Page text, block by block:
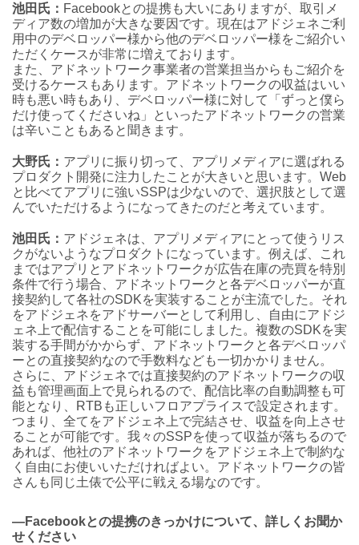
池田氏： Facebookとの提携も大いにありますが、取引メ
ディア数の増加が大きな要因です。現在はアドジェネご利
用中のデベロッパー様から他のデベロッパー様をご紹介い
ただくケースが非常に増えております。
また、アドネットワーク事業者の営業担当からもご紹介を
受けるケースもあります。アドネットワークの収益はいい
時も悪い時もあり、デベロッパー様に対して「ずっと僕ら
だけ使ってくださいね」といったアドネットワークの営業
は辛いこともあると聞きます。
大野氏： アプリに振り切って、アプリメディアに選ばれる
プロダクト開発に注力したことが大きいと思います。Web
と比べてアプリに強いSSPは少ないので、選択肢として選
んでいただけるようになってきたのだと考えています。
池田氏： アドジェネは、アプリメディアにとって使うリス
クがないようなプロダクトになっています。例えば、これ
まではアプリとアドネットワークが広告在庫の売買を特別
条件で行う場合、アドネットワークと各デベロッパーが直
接契約して各社のSDKを実装することが主流でした。それ
をアドジェネをアドサーバーとして利用し、自由にアドジ
ェネ上で配信することを可能にしました。複数のSDKを実
装する手間がかからず、アドネットワークと各デベロッパ
ーとの直接契約なので手数料なども一切かかりません。
さらに、アドジェネでは直接契約のアドネットワークの収
益も管理画面上で見られるので、配信比率の自動調整も可
能となり、RTBも正しいフロアプライスで設定されます。
つまり、全てをアドジェネ上で完結させ、収益を向上させ
ることが可能です。我々のSSPを使って収益が落ちるので
あれば、他社のアドネットワークをアドジェネ上で制約な
く自由にお使いいただければよい。アドネットワークの皆
さんも同じ土俵で公平に戦える場なのです。
―Facebookとの提携のきっかけについて、詳しくお聞か
せください